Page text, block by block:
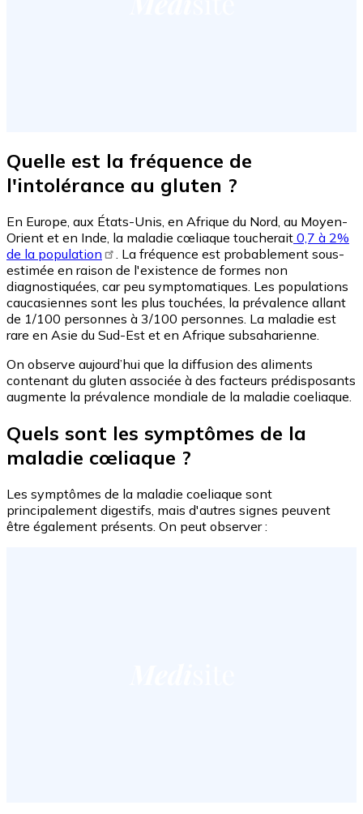
Quelle est la fréquence de
l'intolérance au gluten ?
En Europe, aux États-Unis, en Afrique du Nord, au Moyen-
Orient et en Inde, la maladie cœliaque toucherait 0,7 à 2%
de la population
. La fréquence est probablement sous-
estimée en raison de l'existence de formes non
diagnostiquées, car peu symptomatiques. Les populations
caucasiennes sont les plus touchées, la prévalence allant
de 1/100 personnes à 3/100 personnes. La maladie est
rare en Asie du Sud-Est et en Afrique subsaharienne.
On observe aujourd’hui que la diffusion des aliments
contenant du gluten associée à des facteurs prédisposants
augmente la prévalence mondiale de la maladie coeliaque.
Quels sont les symptômes de la
maladie cœliaque ?
Les symptômes de la maladie coeliaque sont
principalement digestifs, mais d'autres signes peuvent
être également présents. On peut observer :